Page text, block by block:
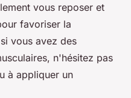
vous reposer et
favoriser la
vous avez des
n'hésitez pas
à appliquer un